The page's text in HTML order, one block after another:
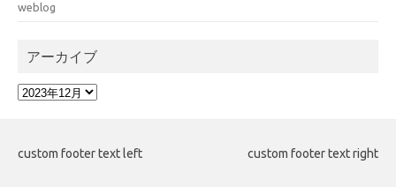
weblog
アーカイブ
ア
ブ
custom footer text left custom footer text right